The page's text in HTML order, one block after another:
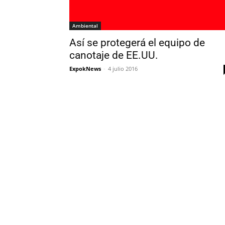
Ambiental
Así se protegerá el equipo de
canotaje de EE.UU.
ExpokNews - 4 julio 2016